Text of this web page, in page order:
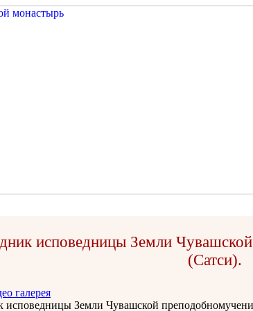
исповедницы Земли
(Сатси).
галерея
исповедницы Земли Чувашской